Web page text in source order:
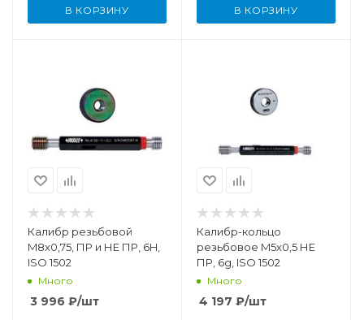
В КОРЗИНУ В КОРЗИНУ
Калибр резьбовой
M8x0,75, ПР и НЕ ПР, 6H,
ISO 1502
Много
3 996 ₽/шт
Калибр-кольцо
резьбовое M5x0,5 НЕ
ПР, 6g, ISO 1502
Много
4 197 ₽/шт